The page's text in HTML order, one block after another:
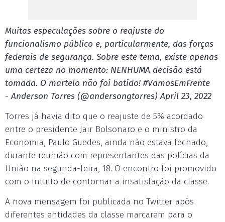
Muitas especulações sobre o reajuste do
funcionalismo público e, particularmente, das forças
federais de segurança. Sobre este tema, existe apenas
uma certeza no momento: NENHUMA decisão está
tomada. O martelo não foi batido! #VamosEmFrente
- Anderson Torres (@andersongtorres) April 23, 2022
Torres já havia dito que o reajuste de 5% acordado
entre o presidente Jair Bolsonaro e o ministro da
Economia, Paulo Guedes, ainda não estava fechado,
durante reunião com representantes das polícias da
União na segunda-feira, 18. O encontro foi promovido
com o intuito de contornar a insatisfação da classe.
A nova mensagem foi publicada no Twitter após
diferentes entidades da classe marcarem para o